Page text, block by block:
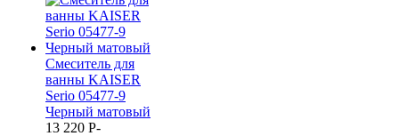
Смеситель для
ванны KAISER
Serio 05477-9
Черный матовый
13 220 P-